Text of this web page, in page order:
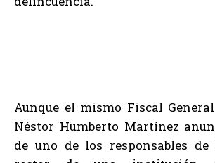
Aunque el mismo Fiscal
Néstor Humberto Martínez
de uno de los responsables